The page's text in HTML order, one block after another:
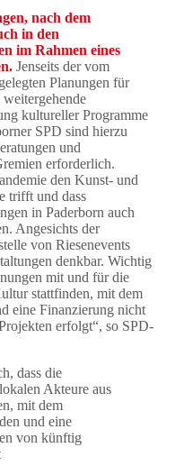
nach dem
in den
im Rahmen eines
Jenseits der vom
Planungen für
kultureller Programme
SPD sind hierzu
und
erforderlich.
den Kunst- und
trifft und dass
in Paderborn auch
Angesichts der
von Riesenevents
denkbar. Wichtig
mit und für die
stattfinden, mit dem
eine Finanzierung nicht
erfolgt“, so SPD-
dass die
Akteure aus
mit dem
und eine
von künftig